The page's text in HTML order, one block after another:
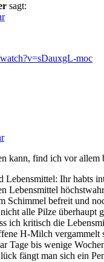
sagt:
moc
kann, find ich vor
Lebensmittel: Ihr habts
Lebensmittel
Schimmel befreit und
alle Pilze überhaupt
ich kritisch die
H-Milch
Tage bis wenige
fängt man sich ein